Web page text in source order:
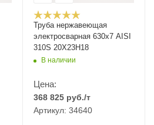
Труба нержавеющая
электросварная 630х7 AISI
310S 20Х23Н18
В наличии
Цена:
368 825 руб./т
Артикул: 34640